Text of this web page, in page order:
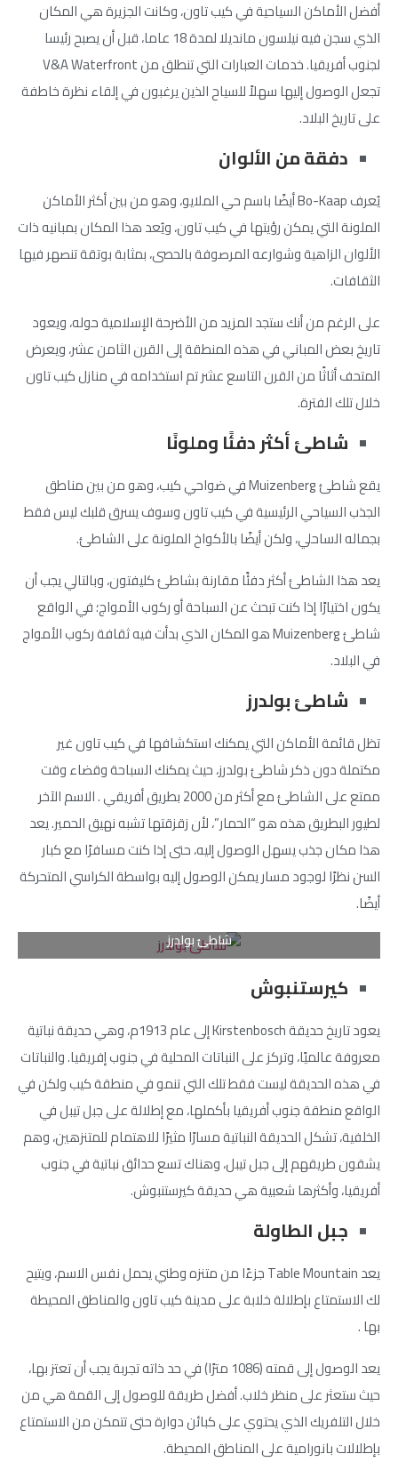
أفضل الأماكن السياحية في كيب تاون، وكانت الجزيرة هي المكان
الذي سجن فيه نيلسون مانديلا لمدة 18 عاما، قبل أن يصبح رئيسا
لجنوب أفريقيا. خدمات العبارات التي تنطلق من V&A Waterfront
تجعل الوصول إليها سهلاً للسياح الذين يرغبون في إلقاء نظرة خاطفة
على تاريخ البلاد.
دفقة من الألوان
يُعرف Bo-Kaap أيضًا باسم حي الملايو، وهو من بين أكثر الأماكن
الملونة التي يمكن رؤيتها في كيب تاون، ويُعد هذا المكان بمبانيه ذات
الألوان الزاهية وشوارعه المرصوفة بالحصى، بمثابة بوتقة تنصهر فيها
الثقافات.
على الرغم من أنك ستجد المزيد من الأضرحة الإسلامية حوله، ويعود
تاريخ بعض المباني في هذه المنطقة إلى القرن الثامن عشر، ويعرض
المتحف أثاثًا من القرن التاسع عشر تم استخدامه في منازل كيب تاون
خلال تلك الفترة.
شاطئ أكثر دفئًا وملونًا
يقع شاطئ Muizenberg في ضواحي كيب، وهو من بين مناطق
الجذب السياحي الرئيسية في كيب تاون وسوف يسرق قلبك ليس فقط
بجماله الساحلي، ولكن أيضًا بالأكواخ الملونة على الشاطئ.
يعد هذا الشاطئ أكثر دفئًا مقارنة بشاطئ كليفتون، وبالتالي يجب أن
يكون اختيارًا إذا كنت تبحث عن السباحة أو ركوب الأمواج؛ في الواقع
شاطئ Muizenberg هو المكان الذي بدأت فيه ثقافة ركوب الأمواج
في البلاد.
شاطئ بولدرز
تظل قائمة الأماكن التي يمكنك استكشافها في كيب تاون غير
مكتملة دون ذكر شاطئ بولدرز، حيث يمكنك السباحة وقضاء وقت
ممتع على الشاطئ مع أكثر من 2000 بطريق أفريقي . الاسم الآخر
لطيور البطريق هذه هو “الحمار”، لأن زقزقتها تشبه نهيق الحمير. يعد
هذا مكان جذب يسهل الوصول إليه، حتى إذا كنت مسافرًا مع كبار
السن نظرًا لوجود مسار يمكن الوصول إليه بواسطة الكراسي المتحركة
أيضًا.
شاطئ بولدرز
كيرستنبوش
يعود تاريخ حديقة Kirstenbosch إلى عام 1913م، وهي حديقة نباتية
معروفة عالميًا، وتركز على النباتات المحلية في جنوب إفريقيا. والنباتات
في هذه الحديقة ليست فقط تلك التي تنمو في منطقة كيب ولكن في
الواقع منطقة جنوب أفريقيا بأكملها، مع إطلالة على جبل تيبل في
الخلفية، تشكل الحديقة النباتية مسارًا مثيرًا للاهتمام للمتنزهين، وهم
يشقون طريقهم إلى جبل تيبل، وهناك تسع حدائق نباتية في جنوب
أفريقيا، وأكثرها شعبية هي حديقة كيرستنبوش.
جبل الطاولة
يعد Table Mountain جزءًا من متنزه وطني يحمل نفس الاسم، ويتيح
لك الاستمتاع بإطلالة خلابة على مدينة كيب تاون والمناطق المحيطة
بها .
يعد الوصول إلى قمته (1086 مترًا) في حد ذاته تجربة يجب أن تعتز بها،
حيث ستعثر على منظر خلاب. أفضل طريقة للوصول إلى القمة هي من
خلال التلفريك الذي يحتوي على كبائن دوارة حتى تتمكن من الاستمتاع
بإطلالات بانورامية على المناطق المحيطة.